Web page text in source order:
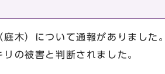
木）について通報がありました。
の被害と判断されました。